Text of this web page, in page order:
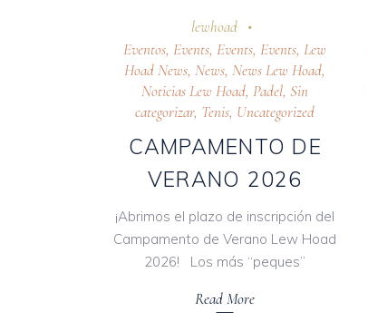
lewhoad
Eventos,Events,Events,Events,Lew
Hoad News,News,News Lew Hoad,
Noticias Lew Hoad,Padel, Sin
categorizar, Tenis, Uncategorized
CAMPAMENTO DE
VERANO 2026
¡Abrimos el plazo de inscripción del
Campamento de Verano Lew Hoad
2026! Los más “peques”
Read More